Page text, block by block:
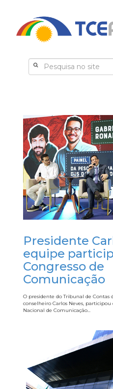
Presidente
equipe
Congresso de
Comunicação
O presidente do Tribunal de Contas
conselheiro Carlos Neves,
Nacional de Comunicação...